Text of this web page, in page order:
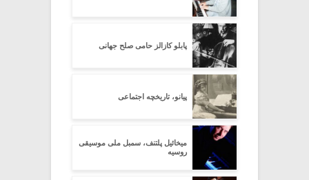
پابلو کازالز حامی صلح جهانی
پیانو، تاریخچه اجتماعی
میخائیل پلتنف، سمبل ملی موسیقی
روسیه